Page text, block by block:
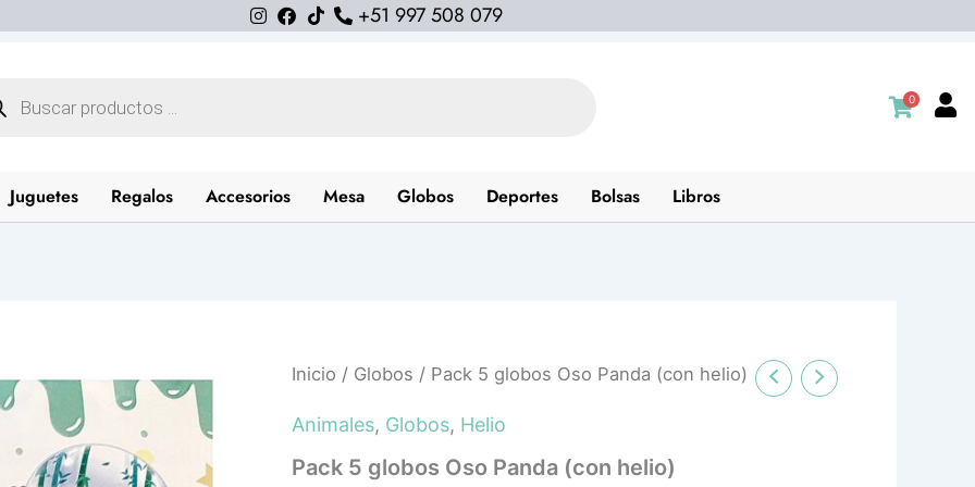
+51 997 508 079
0
Juguetes Regalos Accesorios Mesa Globos Deportes Bolsas Libros
Inicio / Globos / Pack 5 globos Oso Panda (con helio)
Animales, Globos, Helio
Pack 5 globos Oso Panda (con helio)
Pack
globos
Oso
Panda
(con